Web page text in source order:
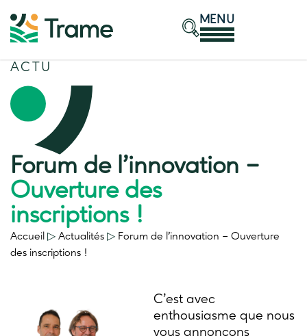
MENU
ACTU
Forum de l’innovation –
Ouverture des
inscriptions !
Accueil ▷ Actualités ▷ Forum de l’innovation – Ouverture
des inscriptions !
C’est avec
enthousiasme que nous
vous annonçons